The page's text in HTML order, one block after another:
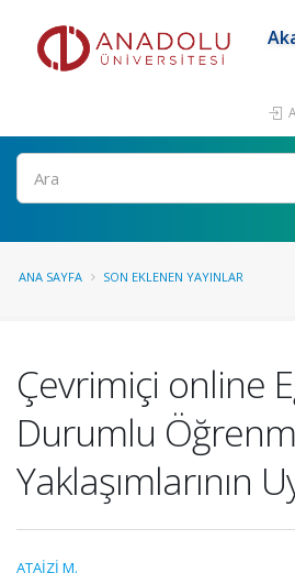
Ara
ANA SAYFA SON EKLENEN YAYINLAR
Çevrimiçi online
Durumlu
Yaklaşımlarının
ATAİZİ M.